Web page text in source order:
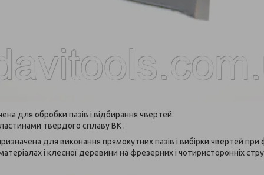
для обробки пазів і відбирання чвертей.
твердого сплаву ВК .
для виконання прямокутних пазів і вибірки чвертей
і клеєної деревини на фрезерних і чотиристоронніх